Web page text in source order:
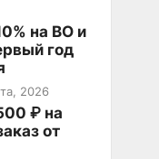
на ВО и
год
2026
₽ на
от